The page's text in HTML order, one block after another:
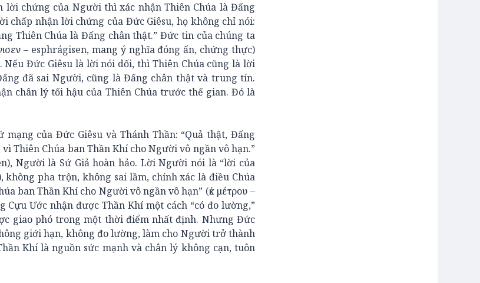
chứng của Người thì xác nhận Thiên Chúa là Đấng
chấp nhận lời chứng của Đức Giêsu, họ không chỉ nói:
Thiên Chúa là Đấng chân thật.” Đức tin của chúng ta
– esphrágisen, mang ý nghĩa đóng ấn, chứng thực)
Đức Giêsu là lời nói dối, thì Thiên Chúa cũng là lời
đã sai Người, cũng là Đấng chân thật và trung tín.
chân lý tối hậu của Thiên Chúa trước thế gian. Đó là
của Đức Giêsu và Thánh Thần: “Quả thật, Đấng
Thiên Chúa ban Thần Khí cho Người vô ngần vô hạn.”
Người là Sứ Giả hoàn hảo. Lời Người nói là “lời của
không pha trộn, không sai lầm, chính xác là điều Chúa
ban Thần Khí cho Người vô ngần vô hạn” (ἐκ μέτρου –
Ước nhận được Thần Khí một cách “có đo lường,”
giao phó trong một thời điểm nhất định. Nhưng Đức
giới hạn, không đo lường, làm cho Người trở thành
Khí là nguồn sức mạnh và chân lý không cạn, tuôn